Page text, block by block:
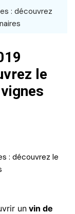
: découvrez
le
un vin de